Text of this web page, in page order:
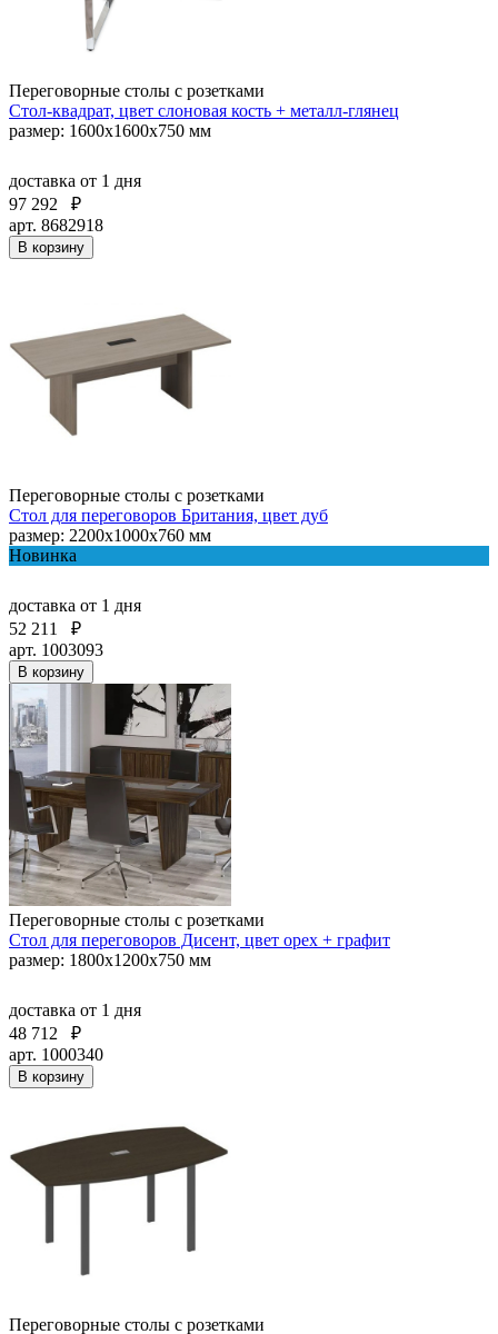
Переговорные столы с розетками
Стол-квадрат, цвет слоновая кость + металл-глянец
размер: 1600х1600х750 мм
доставка от 1 дня
97 292
₽
арт. 8682918
В корзину
Переговорные столы с розетками
Стол для переговоров Британия, цвет дуб
размер: 2200x1000x760 мм
Новинка
доставка от 1 дня
52 211
₽
арт. 1003093
В корзину
Переговорные столы с розетками
Стол для переговоров Дисент, цвет орех + графит
размер: 1800х1200х750 мм
доставка от 1 дня
48 712
₽
арт. 1000340
В корзину
Переговорные столы с розетками